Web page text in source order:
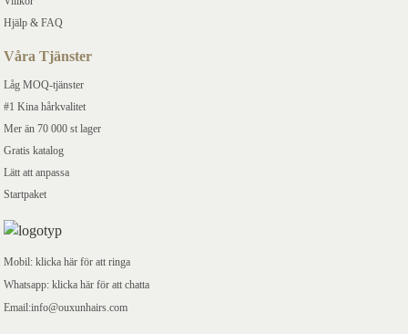
Hjälp & FAQ
Våra Tjänster
Låg MOQ-tjänster
#1 Kina hårkvalitet
Mer än 70 000 st lager
Gratis katalog
Lätt att anpassa
Startpaket
Mobil: klicka här för att ringa
Whatsapp: klicka här för att chatta
Email:info@ouxunhairs.com